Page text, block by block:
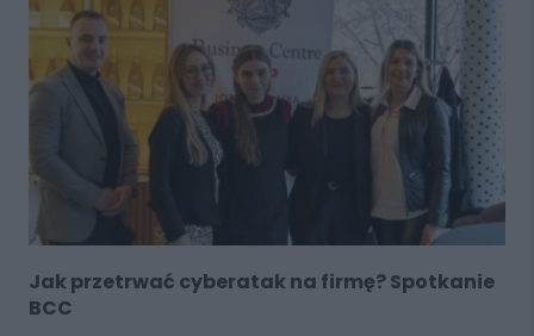
Jak przetrwać cyberatak na firmę? Spotkanie
BCC